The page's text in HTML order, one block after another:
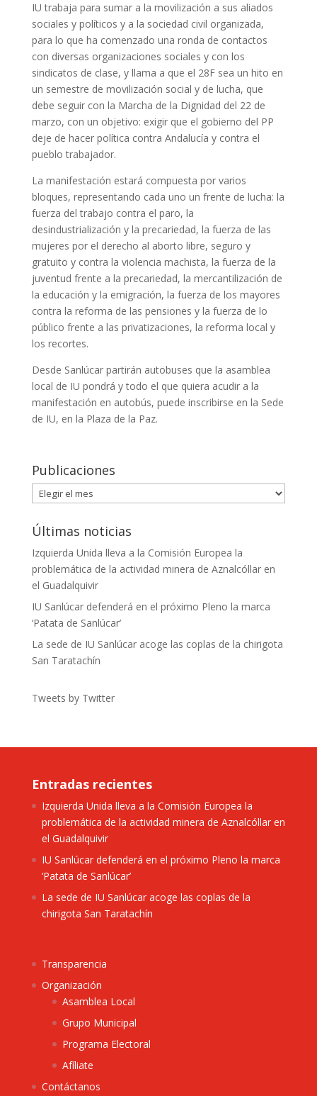
IU trabaja para sumar a la movilización a sus aliados
sociales y políticos y a la sociedad civil organizada,
para lo que ha comenzado una ronda de contactos
con diversas organizaciones sociales y con los
sindicatos de clase, y llama a que el 28F sea un hito en
un semestre de movilización social y de lucha, que
debe seguir con la Marcha de la Dignidad del 22 de
marzo, con un objetivo: exigir que el gobierno del PP
deje de hacer política contra Andalucía y contra el
pueblo trabajador.
La manifestación estará compuesta por varios
bloques, representando cada uno un frente de lucha: la
fuerza del trabajo contra el paro, la
desindustrialización y la precariedad, la fuerza de las
mujeres por el derecho al aborto libre, seguro y
gratuito y contra la violencia machista, la fuerza de la
juventud frente a la precariedad, la mercantilización de
la educación y la emigración, la fuerza de los mayores
contra la reforma de las pensiones y la fuerza de lo
público frente a las privatizaciones, la reforma local y
los recortes.
Desde Sanlúcar partirán autobuses que la asamblea
local de IU pondrá y todo el que quiera acudir a la
manifestación en autobús, puede inscribirse en la Sede
de IU, en la Plaza de la Paz.
Publicaciones
Publicaciones
Últimas noticias
Izquierda Unida lleva a la Comisión Europea la
problemática de la actividad minera de Aznalcóllar en
el Guadalquivir
IU Sanlúcar defenderá en el próximo Pleno la marca
‘Patata de Sanlúcar’
La sede de IU Sanlúcar acoge las coplas de la chirigota
San Taratachín
Tweets by Twitter
Entradas recientes
Izquierda Unida lleva a la Comisión Europea la
problemática de la actividad minera de Aznalcóllar en
el Guadalquivir
IU Sanlúcar defenderá en el próximo Pleno la marca
‘Patata de Sanlúcar’
La sede de IU Sanlúcar acoge las coplas de la
chirigota San Taratachín
Transparencia
Organización
Asamblea Local
Grupo Municipal
Programa Electoral
Afíliate
Contáctanos